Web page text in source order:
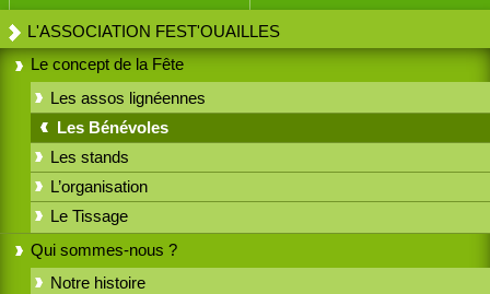
L'ASSOCIATION FEST'OUAILLES
Le concept de la Fête
Les assos lignéennes
Les Bénévoles
Les stands
L’organisation
Le Tissage
Qui sommes-nous ?
Notre histoire